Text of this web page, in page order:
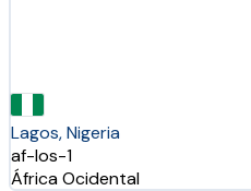
Lagos, Nigeria
af-los-1
África Ocidental